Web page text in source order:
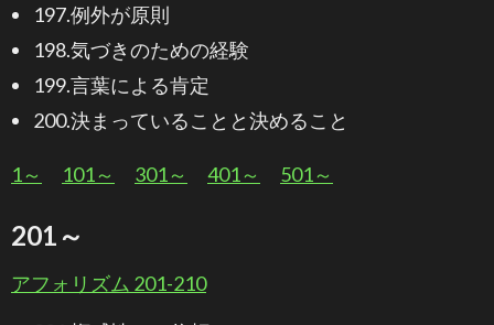
197.例外が原則
198.気づきのための経験
199.言葉による肯定
200.決まっていることと決めること
1～ 101～ 301～ 401～ 501～
201～
アフォリズム 201-210